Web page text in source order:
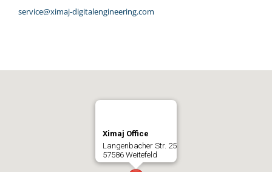
service@ximaj-digitalengineering.com
Ximaj Office
Langenbacher Str. 25
57586 Weitefeld